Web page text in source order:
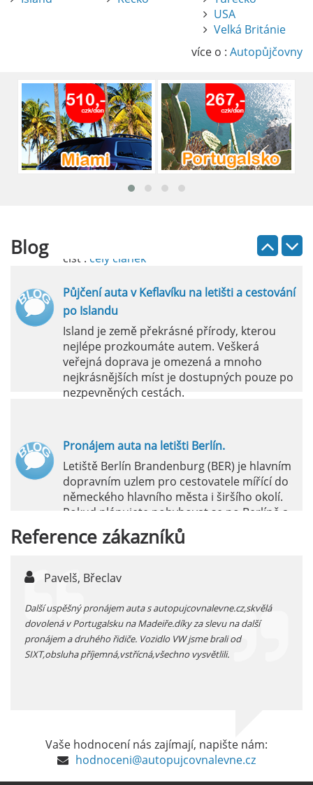
USA
Velká Británie
více o : Autopůjčovny
Blog
Pronájem auta na letišti Alicante
Půjčení auta na letišti v Alicante je výborný
způsob, jak pohodlně objevovat město i jeho
brána do regionu Costa Blanca, se nachází
přibližně 9 km od centra Alicante.
číst :celý článek
Pronájem auta na letišti Lefkada: Kompletní
průvodce
Půjčení auta na letišti Lefkada je skvělý
číst : celý článek
Půjčení auta v Keflavíku na letišti a cestování
po Islandu
Island je země překrásné přírody, kterou
nejlépe prozkoumáte autem. Veškerá
veřejná doprava je omezená a mnoho
nejkrásnějších míst je dostupných pouze po
nezpevněných cestách.
Pronájem auta na letišti Berlín.
Letiště Berlín Brandenburg (BER) je hlavním
dopravním uzlem pro cestovatele mířící do
německého hlavního města i širšího okolí.
Pokud plánujete pohybovat se po Berlíně a
okolních regionech bez omezení, pronájem
auta přímo na letišti je ideální volbou.
Letiště Marseille, oficiálně známé jako
mezinárodní letiště Marseille-Provence, je
hlavní vstupní branou do regionu Provence
a nachází se přibližně 27 km od centra města
Půjčení auta na letišti v Alicante je výborný
způsob, jak pohodlně objevovat město i jeho
Reference zákazníků
Pavelš, Břeclav
Další uspěšný pronájem auta s autopujcovnalevne.cz,skvělá
dovolená v Portugalsku na Madeiře.díky za slevu na další
pronájem a druhého řidiče. Vozidlo VW jsme brali od
SIXT,obsluha příjemná,vstřícná,všechno vysvětlili.
Vaše hodnocení nás zajímají, napište nám:
hodnoceni@autopujcovnalevne.cz